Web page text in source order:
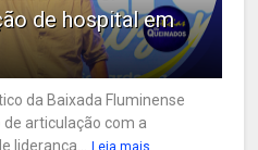
de hospital em
da Baixada Fluminense
articulação com a
liderança...
Leia mais